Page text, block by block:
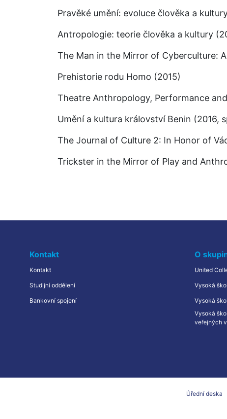
Pravěké umění: evoluce člověka a
Antropologie: teorie člověka a kultury
The Man in the Mirror of Cyberculture:
Prehistorie rodu Homo (2015)
Theatre Anthropology, Performance
Umění a kultura království Benin (2016,
The Journal of Culture 2: In Honor of
Trickster in the Mirror of Play and
Kontakt
Kontakt
Studijní oddělení
Bankovní spojení
O
United
Vysoká
Vysoká
Vysoká
veřejných
Úřední deska